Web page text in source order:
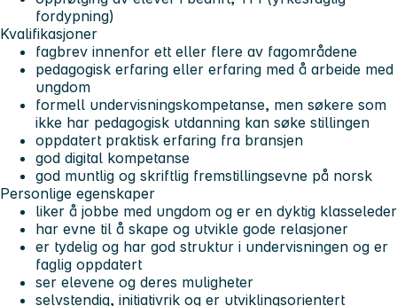
fordypning)
Kvalifikasjoner
fagbrev innenfor ett eller flere av fagområdene
pedagogisk erfaring eller erfaring med å arbeide med
ungdom
formell undervisningskompetanse, men søkere som
ikke har pedagogisk utdanning kan søke stillingen
oppdatert praktisk erfaring fra bransjen
god digital kompetanse
god muntlig og skriftlig fremstillingsevne på norsk
Personlige egenskaper
liker å jobbe med ungdom og er en dyktig klasseleder
har evne til å skape og utvikle gode relasjoner
er tydelig og har god struktur i undervisningen og er
faglig oppdatert
ser elevene og deres muligheter
selvstendig, initiativrik og er utviklingsorientert